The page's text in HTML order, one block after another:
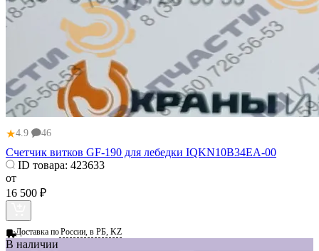
★4.9 46
Счетчик витков GF-190 для лебедки IQKN10B34EA-00
ID товара: 423633
от
16 500 ₽
Доставка поРоссии, в РБ, KZ
В наличии